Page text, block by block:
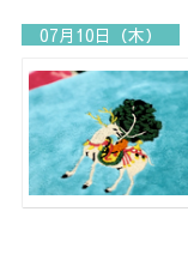
07月10日（木）